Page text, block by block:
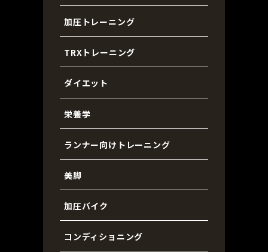
加圧トレーニング
TRXトレーニング
ダイエット
栄養学
ランナー向けトレーニング
美脚
加圧バイク
コンディショニング